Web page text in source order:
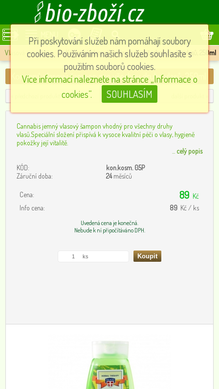
MENU
Vlasová kosmetika » Konopný vlasový šampon pro všechny druhy vlasů, 250ml
Konopný vlasový šampon pro všechny druhy vlasů, 250ml
Cannabis jemný vlasový šampon vhodný pro všechny druhy
vlasů.Speciální složení přispívá k vysoce kvalitní péči o vlasy, hygieně
pokožky její vitalitě.
celý popis
KÓD:
kon.kosm. 05P
Záruční doba:
24měsíců
Cena: 89 Kč
Info cena:
89 Kč / ks
Uvedená cena je konečná.
Nebude k ní připočítáváno DPH.
Při poskytování služeb nám pomáhají soubory
cookies. Používáním našich služeb souhlasíte s
použitím souborů cookies.
Více informací naleznete na stránce „Informace o
cookies”.
SOUHLASÍM